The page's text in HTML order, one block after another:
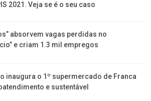
2021. Veja se é o seu caso
absorvem vagas perdidas no
e criam 1.3 mil empregos
inaugura o 1º supermercado de Franca
e sustentável